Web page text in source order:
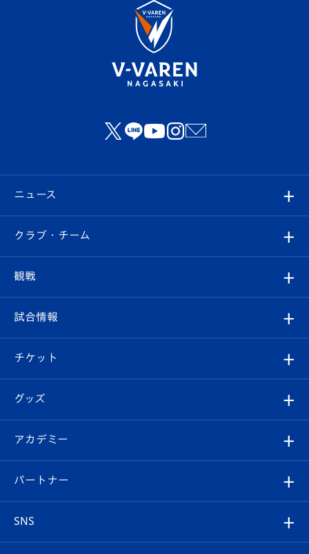
ニュース
すべて
クラブ
試合情報
チケット
イベント
メディア
ホームタウン
クラブ・チーム
クラブ概要
エンブレム紹介
スタッフプロフィール
マスコット紹介
観戦
観戦ルール
はじめての観戦ガイド
Revive Team
ヴィヴィくんの長崎おもてなしガイド
試合情報
試合日程/結果
フォトギャラリー
スタジアムグルメ
チケット
チケット
V-LOVERS（ファンクラブ）
プレイヤーズスイート
グッズ
オンラインショップ
店舗情報
アカデミー
育成からのお知らせ
U-18
パートナー
SNS